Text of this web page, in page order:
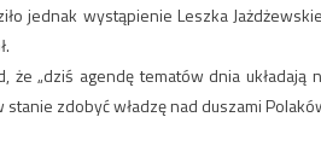
jednak wystąpienie Leszka
że „dziś agendę tematów dnia
zdobyć władzę nad duszami